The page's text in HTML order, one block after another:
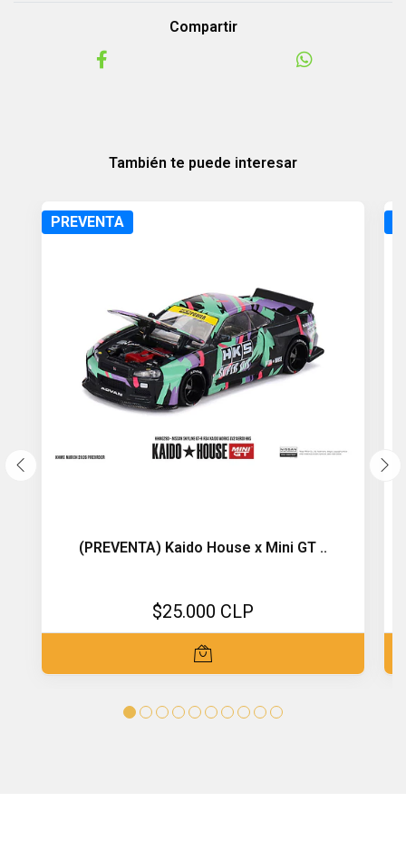
Compartir
También te puede interesar
PREVENTA
(PREVENTA) Kaido House x Mini GT ..
$25.000 CLP